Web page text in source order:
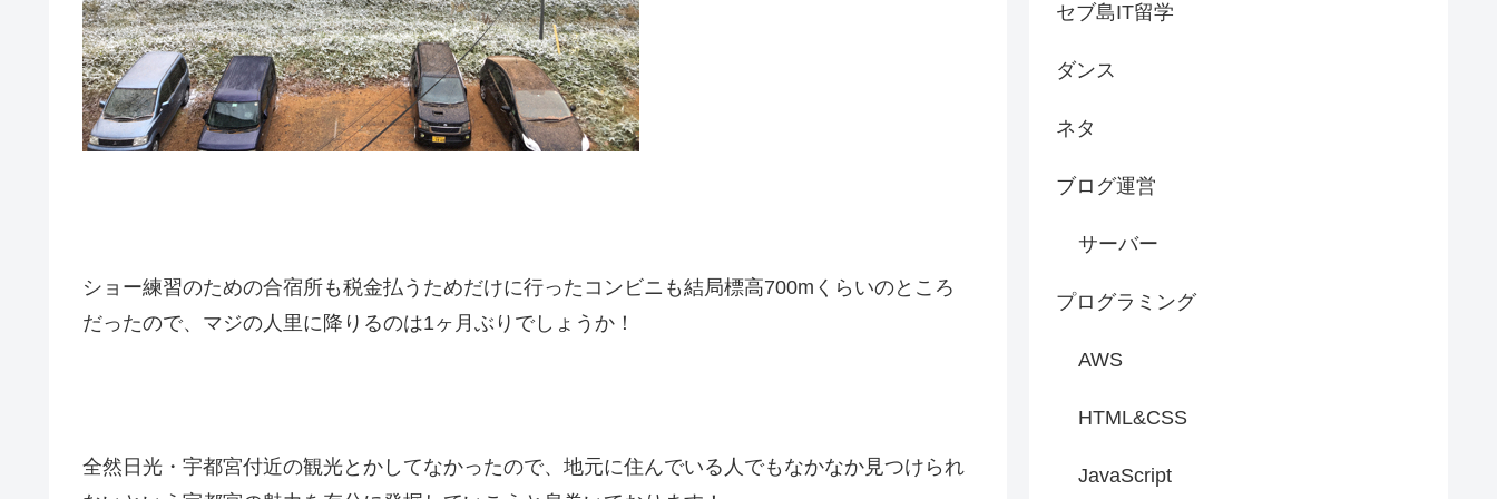
ショー練習のための合宿所も税金払うためだけに行ったコンビニも結局標高700mくらいのところ
だったので、マジの人里に降りるのは1ヶ月ぶりでしょうか！
全然日光・宇都宮付近の観光とかしてなかったので、地元に住んでいる人でもなかなか見つけられ
セブ島IT留学
ダンス
ネタ
ブログ運営
サーバー
プログラミング
AWS
HTML&CSS
JavaScript